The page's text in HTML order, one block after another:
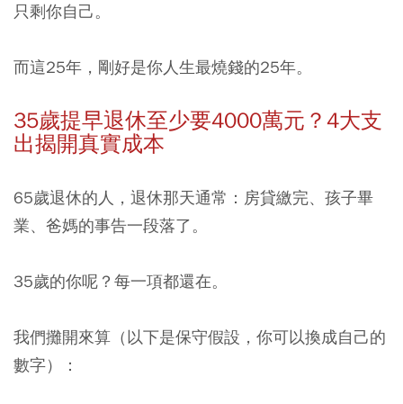
只剩你自己。
而這25年，剛好是你人生最燒錢的25年。
35歲提早退休至少要4000萬元？4大支
出揭開真實成本
65歲退休的人，退休那天通常：房貸繳完、孩子畢
業、爸媽的事告一段落了。
35歲的你呢？每一項都還在。
我們攤開來算（以下是保守假設，你可以換成自己的
數字）：